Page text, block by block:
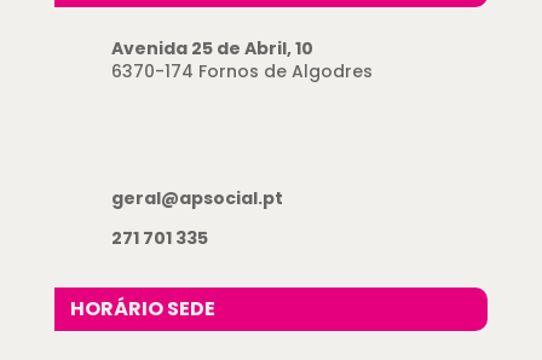
Avenida 25 de Abril, 10
6370-174 Fornos de Algodres
geral@apsocial.pt
271 701 335
HORÁRIO SEDE